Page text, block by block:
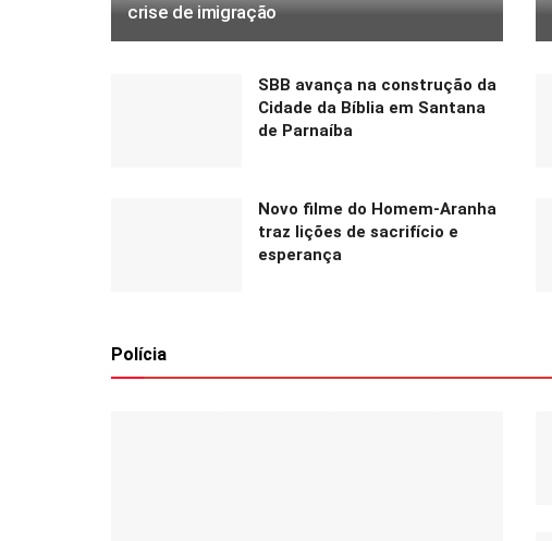
crise de imigração
SBB avança na construção da
Cidade da Bíblia em Santana
de Parnaíba
Novo filme do Homem-Aranha
traz lições de sacrifício e
esperança
Polícia